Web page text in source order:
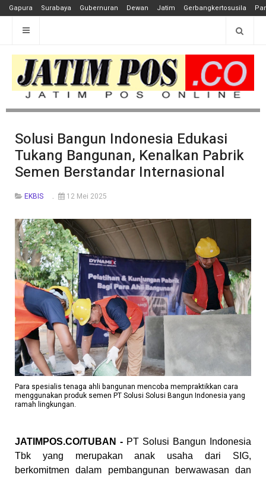
Gapura Surabaya Gubernuran Dewan Jatim Gerbangkertosusila
Solusi Bangun Indonesia Edukasi
Tukang Bangunan, Kenalkan Pabrik
Semen Berstandar Internasional
EKBIS 12 Mei 2025
Para spesialis tenaga ahli bangunan mencoba mempraktikkan cara
menggunakan produk semen PT Solusi Solusi Bangun Indonesia yang
ramah lingkungan.
JATIMPOS.CO/TUBAN - PT Solusi Bangun Indonesia
Tbk yang merupakan anak usaha dari SIG,
berkomitmen dalam pembangunan berwawasan dan